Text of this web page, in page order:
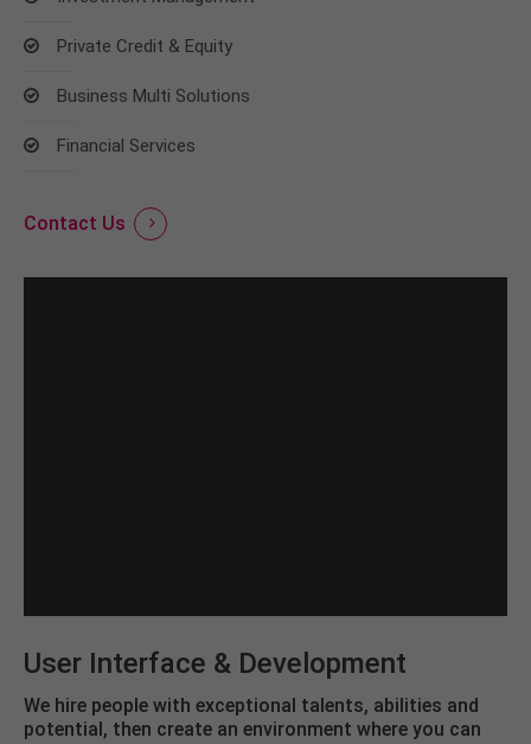
Private Credit & Equity
Business Multi Solutions
Financial Services
Contact Us
User Interface & Development
We hire people with exceptional talents, abilities and
potential, then create an environment where you can